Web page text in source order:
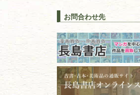
趣味・教養
書道
拓本・法帖・碑帖
篆刻・印譜
古本を高く売る方法！買
上手な売り方のコツを解
古本の保管方法と劣化す
因！適切な管理で長持
るコツ
古本は汚れていると買
ない？適切な保管方法
ーニング！
ISBNコードとは？書籍の
番号の意味と役割を解説
山梨県
新潟
長野県
愛知
石川県
福井
福島県
富山
青森県
岩手
お問合わせ先
古本買取専門店 長島書店
〒101-0051
東京都千代田区神田神保